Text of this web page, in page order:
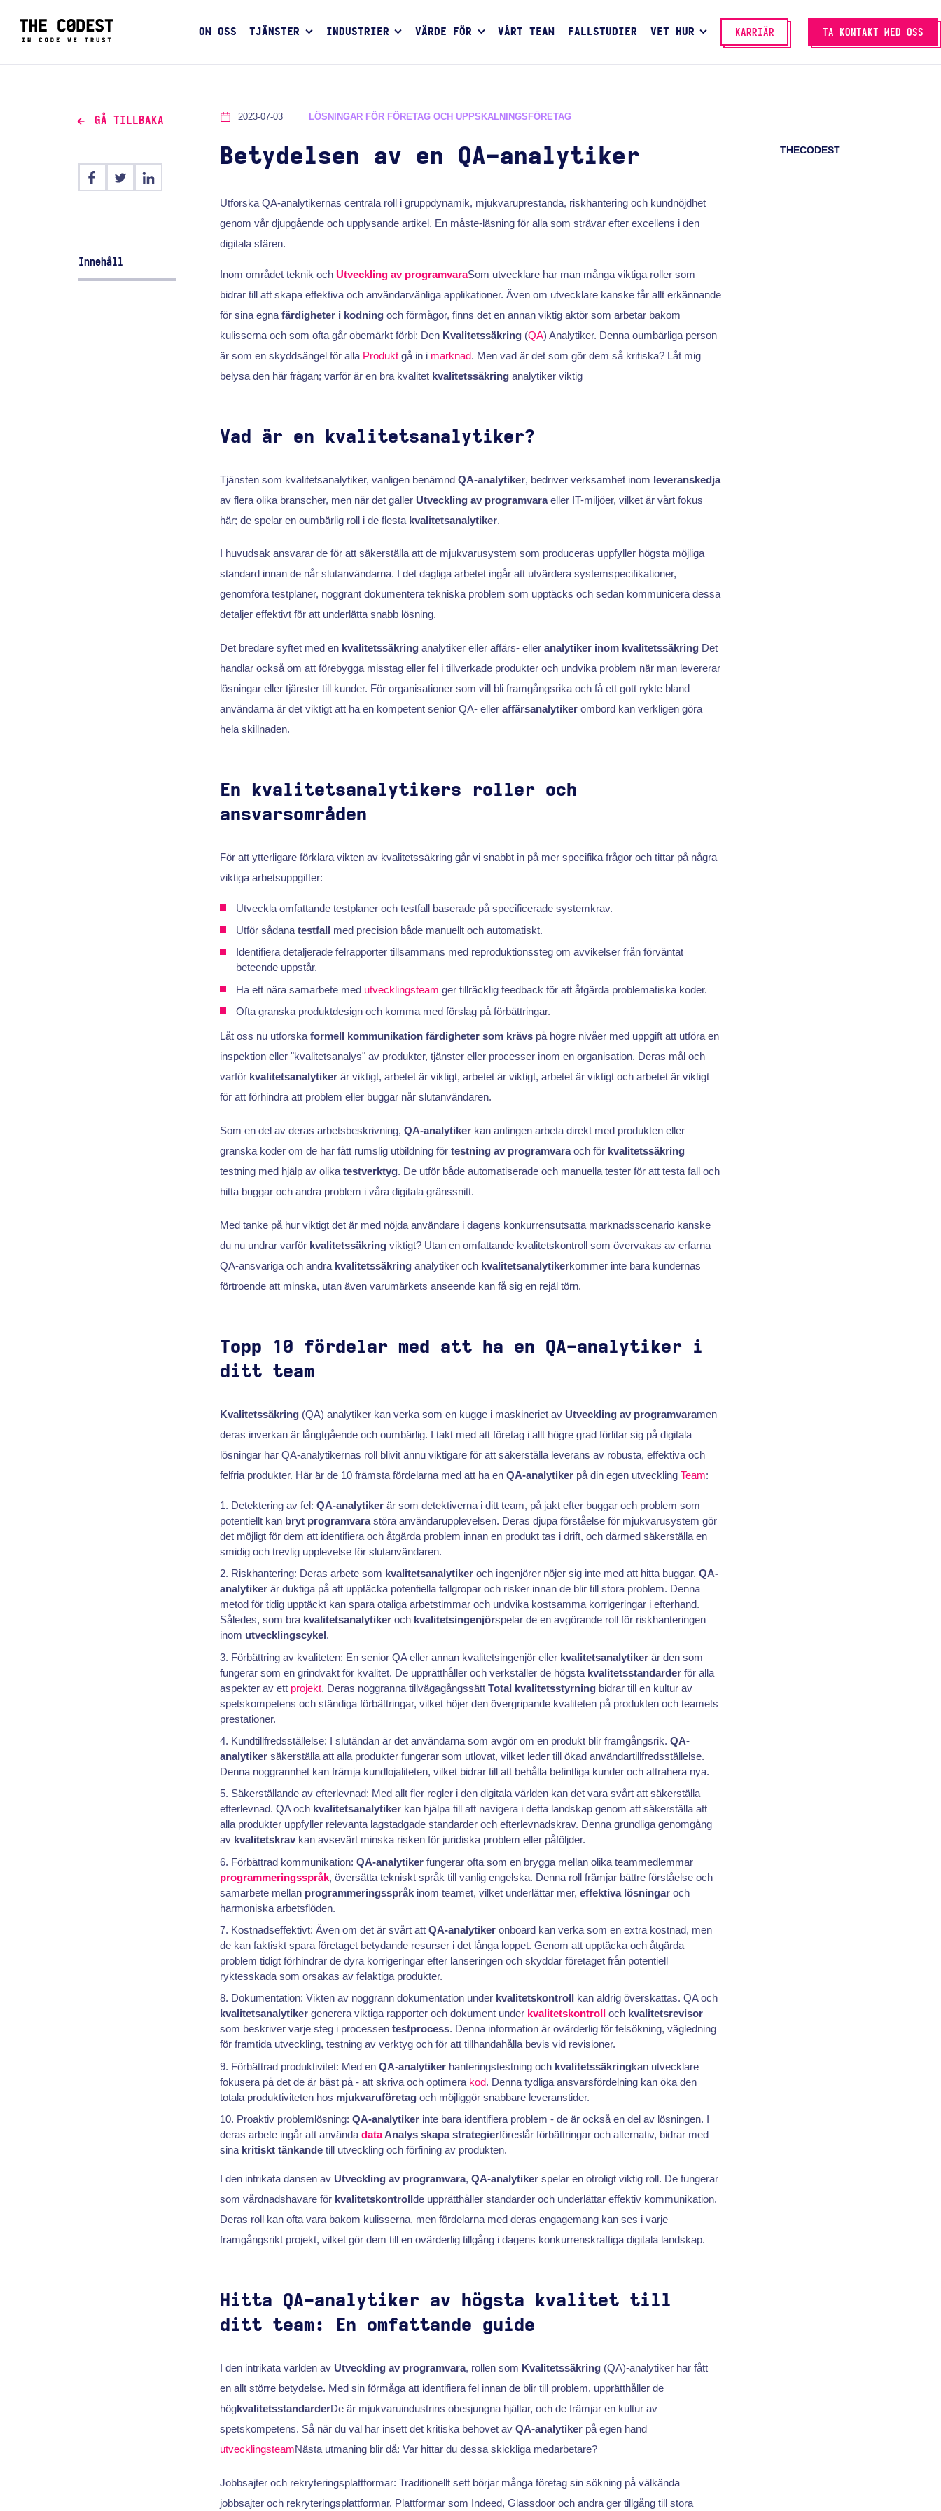
OM OSS TJÄNSTER INDUSTRIER VÄRDE FÖR VÅRT TEAM FALLSTUDIER VET HUR KARRIÄR TA KONTAKT MED OSS
GÅ TILLBAKA
Innehåll
2023-07-03 LÖSNINGAR FÖR FÖRETAG OCH UPPSKALNINGSFÖRETAG
Betydelsen av en QA-analytiker THECODEST
Utforska QA-analytikernas centrala roll i gruppdynamik, mjukvaruprestanda, riskhantering och kundnöjdhet
genom vår djupgående och upplysande artikel. En måste-läsning för alla som strävar efter excellens i den
digitala sfären.
Inom området teknik och Utveckling av programvaraSom utvecklare har man många viktiga roller som
bidrar till att skapa effektiva och användarvänliga applikationer. Även om utvecklare kanske får allt erkännande
för sina egna färdigheter i kodningoch förmågor, finns det en annan viktig aktör som arbetar bakom
kulisserna och som ofta går obemärkt förbi: Den Kvalitetssäkring(QA) Analytiker. Denna oumbärliga person
är som en skyddsängel för alla Produktgå in i marknad. Men vad är det som gör dem så kritiska? Låt mig
belysa den här frågan; varför är en bra kvalitet kvalitetssäkringanalytiker viktig
Vad är en kvalitetsanalytiker?
Tjänsten som kvalitetsanalytiker, vanligen benämnd QA-analytiker, bedriver verksamhet inom leveranskedja
av flera olika branscher, men när det gäller Utveckling av programvaraeller IT-miljöer, vilket är vårt fokus
här; de spelar en oumbärlig roll i de flesta kvalitetsanalytiker.
I huvudsak ansvarar de för att säkerställa att de mjukvarusystem som produceras uppfyller högsta möjliga
standard innan de når slutanvändarna. I det dagliga arbetet ingår att utvärdera systemspecifikationer,
genomföra testplaner, noggrant dokumentera tekniska problem som upptäcks och sedan kommunicera dessa
detaljer effektivt för att underlätta snabb lösning.
Det bredare syftet med en kvalitetssäkringanalytiker eller affärs- eller analytiker inom kvalitetssäkringDet
handlar också om att förebygga misstag eller fel i tillverkade produkter och undvika problem när man levererar
lösningar eller tjänster till kunder. För organisationer som vill bli framgångsrika och få ett gott rykte bland
användarna är det viktigt att ha en kompetent senior QA- eller affärsanalytikerombord kan verkligen göra
hela skillnaden.
En kvalitetsanalytikers roller och
ansvarsområden
För att ytterligare förklara vikten av kvalitetssäkring går vi snabbt in på mer specifika frågor och tittar på några
viktiga arbetsuppgifter:
Utveckla omfattande testplaner och testfall baserade på specificerade systemkrav.
Utför sådana testfall med precision både manuellt och automatiskt.
Identifiera detaljerade felrapporter tillsammans med reproduktionssteg om avvikelser från förväntat
beteende uppstår.
Ha ett nära samarbete med utvecklingsteam ger tillräcklig feedback för att åtgärda problematiska koder.
Ofta granska produktdesign och komma med förslag på förbättringar.
Låt oss nu utforska formell kommunikation färdigheter som krävspå högre nivåer med uppgift att utföra en
inspektion eller "kvalitetsanalys" av produkter, tjänster eller processer inom en organisation. Deras mål och
varför kvalitetsanalytikerär viktigt, arbetet är viktigt, arbetet är viktigt, arbetet är viktigt och arbetet är viktigt
för att förhindra att problem eller buggar når slutanvändaren.
Som en del av deras arbetsbeskrivning, QA-analytikerkan antingen arbeta direkt med produkten eller
granska koder om de har fått rumslig utbildning för testning av programvaraoch för kvalitetssäkring
testning med hjälp av olika testverktyg. De utför både automatiserade och manuella tester för att testa fall och
hitta buggar och andra problem i våra digitala gränssnitt.
Med tanke på hur viktigt det är med nöjda användare i dagens konkurrensutsatta marknadsscenario kanske
du nu undrar varför kvalitetssäkringviktigt? Utan en omfattande kvalitetskontroll som övervakas av erfarna
QA-ansvariga och andra kvalitetssäkringanalytiker och kvalitetsanalytikerkommer inte bara kundernas
förtroende att minska, utan även varumärkets anseende kan få sig en rejäl törn.
Topp 10 fördelar med att ha en QA-analytiker i
ditt team
Kvalitetssäkring(QA) analytiker kan verka som en kugge i maskineriet av Utveckling av programvaramen
deras inverkan är långtgående och oumbärlig. I takt med att företag i allt högre grad förlitar sig på digitala
lösningar har QA-analytikernas roll blivit ännu viktigare för att säkerställa leverans av robusta, effektiva och
felfria produkter. Här är de 10 främsta fördelarna med att ha en QA-analytikerpå din egen utveckling Team:
Detektering av fel: QA-analytikerär som detektiverna i ditt team, på jakt efter buggar och problem som
potentiellt kan bryt programvarastöra användarupplevelsen. Deras djupa förståelse för mjukvarusystem gör
det möjligt för dem att identifiera och åtgärda problem innan en produkt tas i drift, och därmed säkerställa en
smidig och trevlig upplevelse för slutanvändaren.
Riskhantering: Deras arbete som kvalitetsanalytikeroch ingenjörer nöjer sig inte med att hitta buggar. QA-
analytikerär duktiga på att upptäcka potentiella fallgropar och risker innan de blir till stora problem. Denna
metod för tidig upptäckt kan spara otaliga arbetstimmar och undvika kostsamma korrigeringar i efterhand.
Således, som bra kvalitetsanalytikeroch kvalitetsingenjörspelar de en avgörande roll för riskhanteringen
inom utvecklingscykel .
Förbättring av kvaliteten: En senior QA eller annan kvalitetsingenjör eller kvalitetsanalytikerär den som
fungerar som en grindvakt för kvalitet. De upprätthåller och verkställer de högsta kvalitetsstandarderför alla
aspekter av ett projekt. Deras noggranna tillvägagångssätt Total kvalitetsstyrningbidrar till en kultur av
spetskompetens och ständiga förbättringar, vilket höjer den övergripande kvaliteten på produkten och teamets
prestationer.
Kundtillfredsställelse: I slutändan är det användarna som avgör om en produkt blir framgångsrik. QA-
analytikersäkerställa att alla produkter fungerar som utlovat, vilket leder till ökad användartillfredsställelse.
Denna noggrannhet kan främja kundlojaliteten, vilket bidrar till att behålla befintliga kunder och attrahera nya.
Säkerställande av efterlevnad: Med allt fler regler i den digitala världen kan det vara svårt att säkerställa
efterlevnad. QA och kvalitetsanalytikerkan hjälpa till att navigera i detta landskap genom att säkerställa att
alla produkter uppfyller relevanta lagstadgade standarder och efterlevnadskrav. Denna grundliga genomgång
av kvalitetskravkan avsevärt minska risken för juridiska problem eller påföljder.
Förbättrad kommunikation: QA-analytikerfungerar ofta som en brygga mellan olika teammedlemmar
programmeringsspråk, översätta tekniskt språk till vanlig engelska. Denna roll främjar bättre förståelse och
samarbete mellan programmeringsspråkinom teamet, vilket underlättar mer, effektiva lösningaroch
harmoniska arbetsflöden.
Kostnadseffektivt: Även om det är svårt att QA-analytikeronboard kan verka som en extra kostnad, men
de kan faktiskt spara företaget betydande resurser i det långa loppet. Genom att upptäcka och åtgärda
problem tidigt förhindrar de dyra korrigeringar efter lanseringen och skyddar företaget från potentiell
ryktesskada som orsakas av felaktiga produkter.
Dokumentation: Vikten av noggrann dokumentation under kvalitetskontroll
kan aldrig överskattas. QA och
kvalitetsanalytikergenerera viktiga rapporter och dokument under kvalitetskontroll och kvalitetsrevisor
som beskriver varje steg i processen testprocess. Denna information är ovärderlig för felsökning, vägledning
för framtida utveckling, testning av verktyg och för att tillhandahålla bevis vid revisioner.
Förbättrad produktivitet: Med en QA-analytikerhanteringstestning och kvalitetssäkringkan utvecklare
fokusera på det de är bäst på - att skriva och optimera kod. Denna tydliga ansvarsfördelning kan öka den
totala produktiviteten hos mjukvaruföretagoch möjliggör snabbare leveranstider.
Proaktiv problemlösning: QA-analytikerinte bara identifiera problem - de är också en del av lösningen. I
deras arbete ingår att använda dataAnalys skapa strategierföreslår förbättringar och alternativ, bidrar med
sina kritiskt tänkandetill utveckling och förfining av produkten.
I den intrikata dansen av Utveckling av programvara, QA-analytikerspelar en otroligt viktig roll. De fungerar
som vårdnadshavare för kvalitetskontrollde upprätthåller standarder och underlättar effektiv kommunikation.
Deras roll kan ofta vara bakom kulisserna, men fördelarna med deras engagemang kan ses i varje
framgångsrikt projekt, vilket gör dem till en ovärderlig tillgång i dagens konkurrenskraftiga digitala landskap.
Hitta QA-analytiker av högsta kvalitet till
ditt team: En omfattande guide
I den intrikata världen av Utveckling av programvara, rollen som Kvalitetssäkring(QA)-analytiker har fått
en allt större betydelse. Med sin förmåga att identifiera fel innan de blir till problem, upprätthåller de
högkvalitetsstandarderDe är mjukvaruindustrins obesjungna hjältar, och de främjar en kultur av
spetskompetens. Så när du väl har insett det kritiska behovet av QA-analytikerpå egen hand
utvecklingsteamNästa utmaning blir då: Var hittar du dessa skickliga medarbetare?
Jobbsajter och rekryteringsplattformar: Traditionellt sett börjar många företag sin sökning på välkända
jobbsajter och rekryteringsplattformar. Plattformar som Indeed, Glassdoor och andra ger tillgång till stora